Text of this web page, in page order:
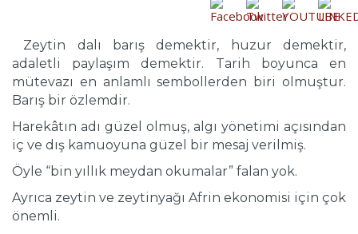
Zeytin dalı barış demektir, huzur demektir,
adaletli paylaşım demektir. Tarih boyunca en
mütevazı en anlamlı sembollerden biri olmuştur.
Barış bir özlemdir.
Harekâtın adı güzel olmuş, algı yönetimi açısından
iç ve dış kamuoyuna güzel bir mesaj verilmiş.
Öyle “bin yıllık meydan okumalar” falan yok.
Ayrıca zeytin ve zeytinyağı Afrin ekonomisi için çok
önemli.